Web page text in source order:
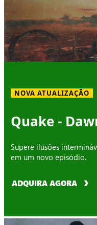
NOVA ATUALIZAÇÃO
Quake -
Supere ilusões
em um novo episódio.
ADQUIRA AGORA